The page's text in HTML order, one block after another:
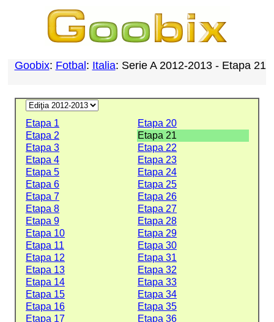
Goobix: Fotbal : Italia: Serie A 2012-2013 - Etapa 21
Etapa 1
Etapa 20
Etapa 2
Etapa 21
Etapa 3
Etapa 22
Etapa 4
Etapa 23
Etapa 5
Etapa 24
Etapa 6
Etapa 25
Etapa 7
Etapa 26
Etapa 8
Etapa 27
Etapa 9
Etapa 28
Etapa 10
Etapa 29
Etapa 11
Etapa 30
Etapa 12
Etapa 31
Etapa 13
Etapa 32
Etapa 14
Etapa 33
Etapa 15
Etapa 34
Etapa 16
Etapa 35
Etapa 17
Etapa 36